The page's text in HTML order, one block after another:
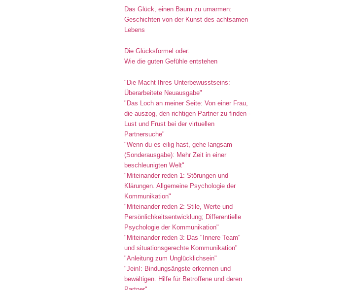
Das Glück, einen Baum zu umarmen:
Geschichten von der Kunst des achtsamen
Lebens
Die Glücksformel oder:
Wie die guten Gefühle entstehen
"Die Macht Ihres Unterbewusstseins:
Überarbeitete Neuausgabe"
"Das Loch an meiner Seite: Von einer Frau,
die auszog, den richtigen Partner zu finden -
Lust und Frust bei der virtuellen
Partnersuche"
"Wenn du es eilig hast, gehe langsam
(Sonderausgabe): Mehr Zeit in einer
beschleunigten Welt"
"Miteinander reden 1: Störungen und
Klärungen. Allgemeine Psychologie der
Kommunikation"
"Miteinander reden 2: Stile, Werte und
Persönlichkeitsentwicklung; Differentielle
Psychologie der Kommunikation"
"Miteinander reden 3: Das "Innere Team"
und situationsgerechte Kommunikation"
"Anleitung zum Unglücklichsein"
"Jein!: Bindungsängste erkennen und
bewältigen. Hilfe für Betroffene und deren